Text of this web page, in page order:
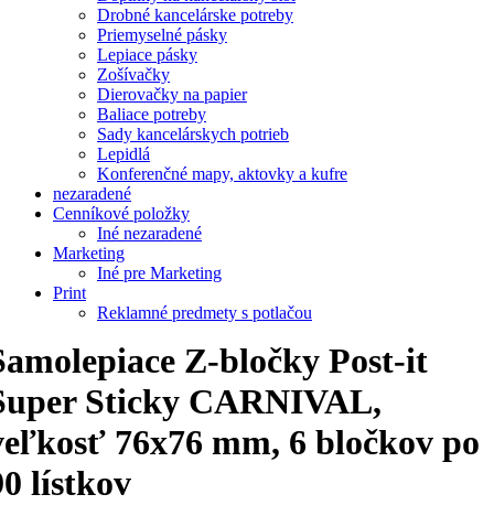
Drobné kancelárske potreby
Priemyselné pásky
Lepiace pásky
Zošívačky
Dierovačky na papier
Baliace potreby
Sady kancelárskych potrieb
Lepidlá
Konferenčné mapy, aktovky a kufre
nezaradené
Cenníkové položky
Iné nezaradené
Marketing
Iné pre Marketing
Print
Reklamné predmety s potlačou
Z-bločky Post-it
Sticky CARNIVAL,
76x76 mm, 6 bločkov po
lístkov